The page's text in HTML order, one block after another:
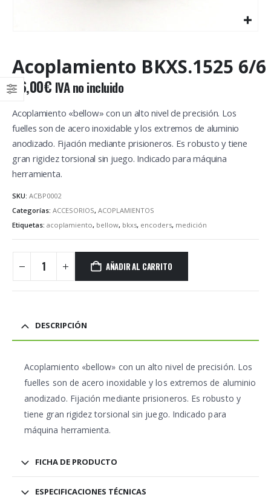
Acoplamiento BKXS.1525 6/6
26,00€ IVA no incluido
Acoplamiento «bellow» con un alto nivel de precisión. Los
fuelles son de acero inoxidable y los extremos de aluminio
anodizado. Fijación mediante prisioneros. Es robusto y tiene
gran rigidez torsional sin juego. Indicado para máquina
herramienta.
SKU: ACBP0002
Categorías: ACCESORIOS, ACOPLAMIENTOS
Etiquetas: acoplamiento, bellow, bkxs, encoders, medición
AÑADIR AL CARRITO
DESCRIPCIÓN
Acoplamiento «bellow» con un alto nivel de precisión. Los
fuelles son de acero inoxidable y los extremos de aluminio
anodizado. Fijación mediante prisioneros. Es robusto y
tiene gran rigidez torsional sin juego. Indicado para
máquina herramienta.
FICHA DE PRODUCTO
ESPECIFICACIONES TÉCNICAS